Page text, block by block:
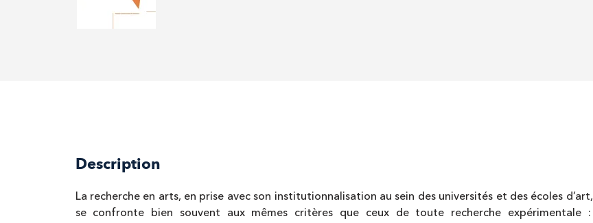
Description
La recherche en arts, en prise avec son institutionnalisation au sein des universités et des écoles
se confronte bien souvent aux mêmes critères que ceux de toute recherche expérimentale